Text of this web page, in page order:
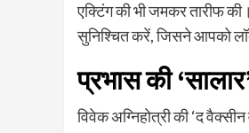
एक्टिंग की भी जमकर तारीफ
सुनिश्चित करें, जिसने आपको
प्रभास की
विवेक अग्निहोत्री की ‘द